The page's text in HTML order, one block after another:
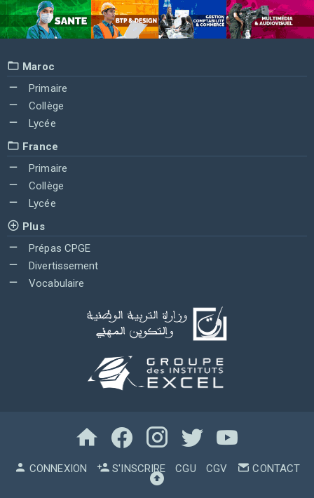
Maroc
Primaire
Collège
Lycée
France
Primaire
Collège
Lycée
Plus
Prépas CPGE
Divertissement
Vocabulaire
CONNEXION S'INSCRIRE CGU CGV CONTACT